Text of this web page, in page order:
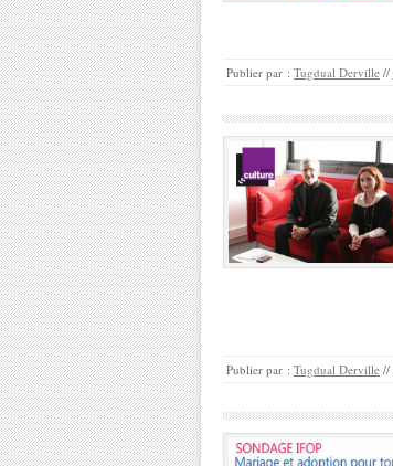
Publier par : Tugdual Derville //
Publier par : Tugdual Derville //